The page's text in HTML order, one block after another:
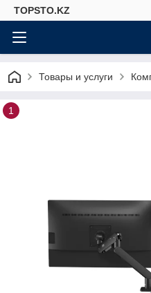
TOPSTO.KZ
Товары и услуги
1